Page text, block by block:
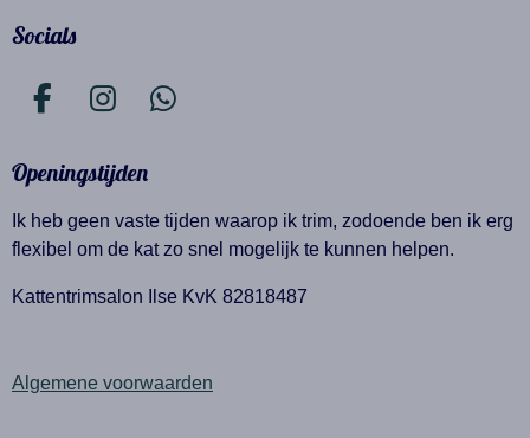
Socials
F
c
b
o
k
I
s
a
g
a
W
s
A
p
Openingstijden
Ik heb geen vaste tijden waarop ik trim, zodoende ben ik erg
flexibel om de kat zo snel mogelijk te kunnen helpen.
Kattentrimsalon Ilse KvK 82818487
Algemene voorwaarden